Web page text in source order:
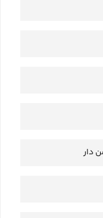
دار